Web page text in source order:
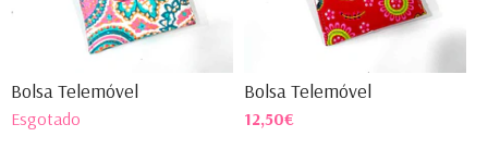
Bolsa Telemóvel
Esgotado
Bolsa Telemóvel
12,50€